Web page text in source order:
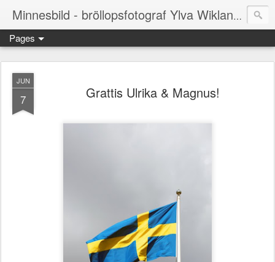
Minnesbild - bröllopsfotograf Ylva Wikland
Pages
JUN
7 Grattis Ulrika & Magnus!